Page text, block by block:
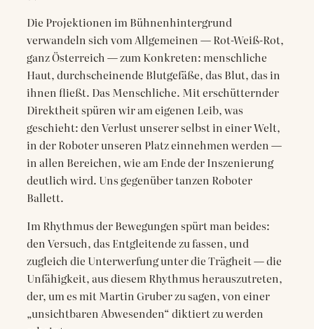
Die Projektionen im Bühnenhintergrund
verwandeln sich vom Allgemeinen — Rot-Weiß-Rot,
ganz Österreich — zum Konkreten: menschliche
Haut, durchscheinende Blutgefäße, das Blut, das in
ihnen fließt. Das Menschliche. Mit erschütternder
Direktheit spüren wir am eigenen Leib, was
geschieht: den Verlust unserer selbst in einer Welt,
in der Roboter unseren Platz einnehmen werden —
in allen Bereichen, wie am Ende der Inszenierung
deutlich wird. Uns gegenüber tanzen Roboter
Ballett.
Im Rhythmus der Bewegungen spürt man beides:
den Versuch, das Entgleitende zu fassen, und
zugleich die Unterwerfung unter die Trägheit — die
Unfähigkeit, aus diesem Rhythmus herauszutreten,
der, um es mit Martin Gruber zu sagen, von einer
„unsichtbaren Abwesenden“ diktiert zu werden